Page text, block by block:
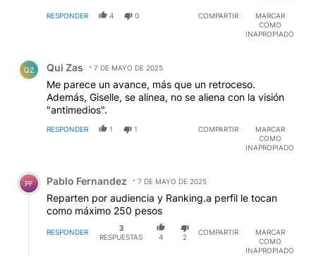
ENRIQUECIERON A COSTA DE UN SIMBOLO, AL QUE
RESPONDER 4 0 COMPARTIR
MARCAR
COMO
INAPROPIADO
QZ Qui Zas 7 DE MAYO DE 2025
Me parece un avance, más que un retroceso.
Además, Giselle, se alinea, no se aliena con la visión
"antimedios".
RESPONDER 1 1 COMPARTIR
MARCAR
COMO
INAPROPIADO
Comentario de Pablo Fernandez.
PF Pablo Fernandez 7 DE MAYO DE 2025
Reparten por audiencia y Ranking.a perfil le tocan
como máximo 250 pesos
RESPONDER
3
RESPUESTAS
4 2
COMPARTIR
MARCAR
COMO
INAPROPIADO